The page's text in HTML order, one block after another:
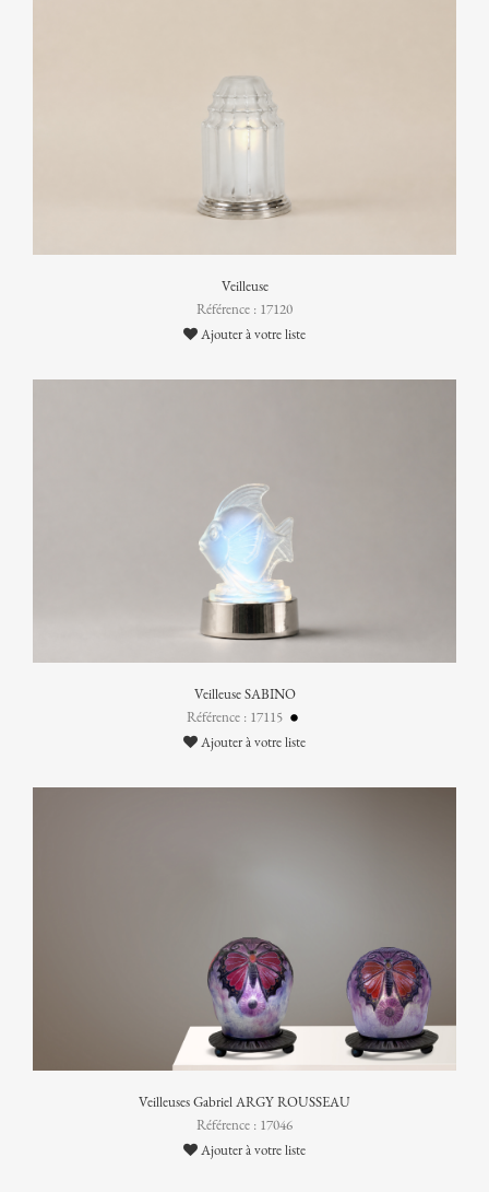
Veilleuse
Référence : 17120
Ajouter à votre liste
Veilleuse SABINO
Référence : 17115
Ajouter à votre liste
Veilleuses Gabriel ARGY ROUSSEAU
Référence : 17046
Ajouter à votre liste